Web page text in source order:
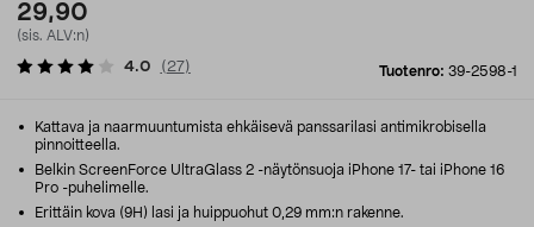
29,90
(sis. ALV:n)
Tuotenro: 39-2598-1
4.0 ( 27)
Kattava ja naarmuuntumista ehkäisevä panssarilasi antimikrobisella
pinnoitteella.
Belkin ScreenForce UltraGlass 2 -näytönsuoja iPhone 17- tai iPhone 16
Pro -puhelimelle.
Erittäin kova (9H) lasi ja huippuohut 0,29 mm:n rakenne.